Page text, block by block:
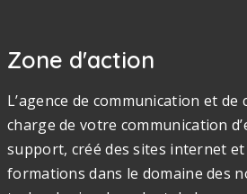
Zone d'action
L’agence de communication et de
charge de votre communication
support, créé des sites internet
formations dans le domaine des